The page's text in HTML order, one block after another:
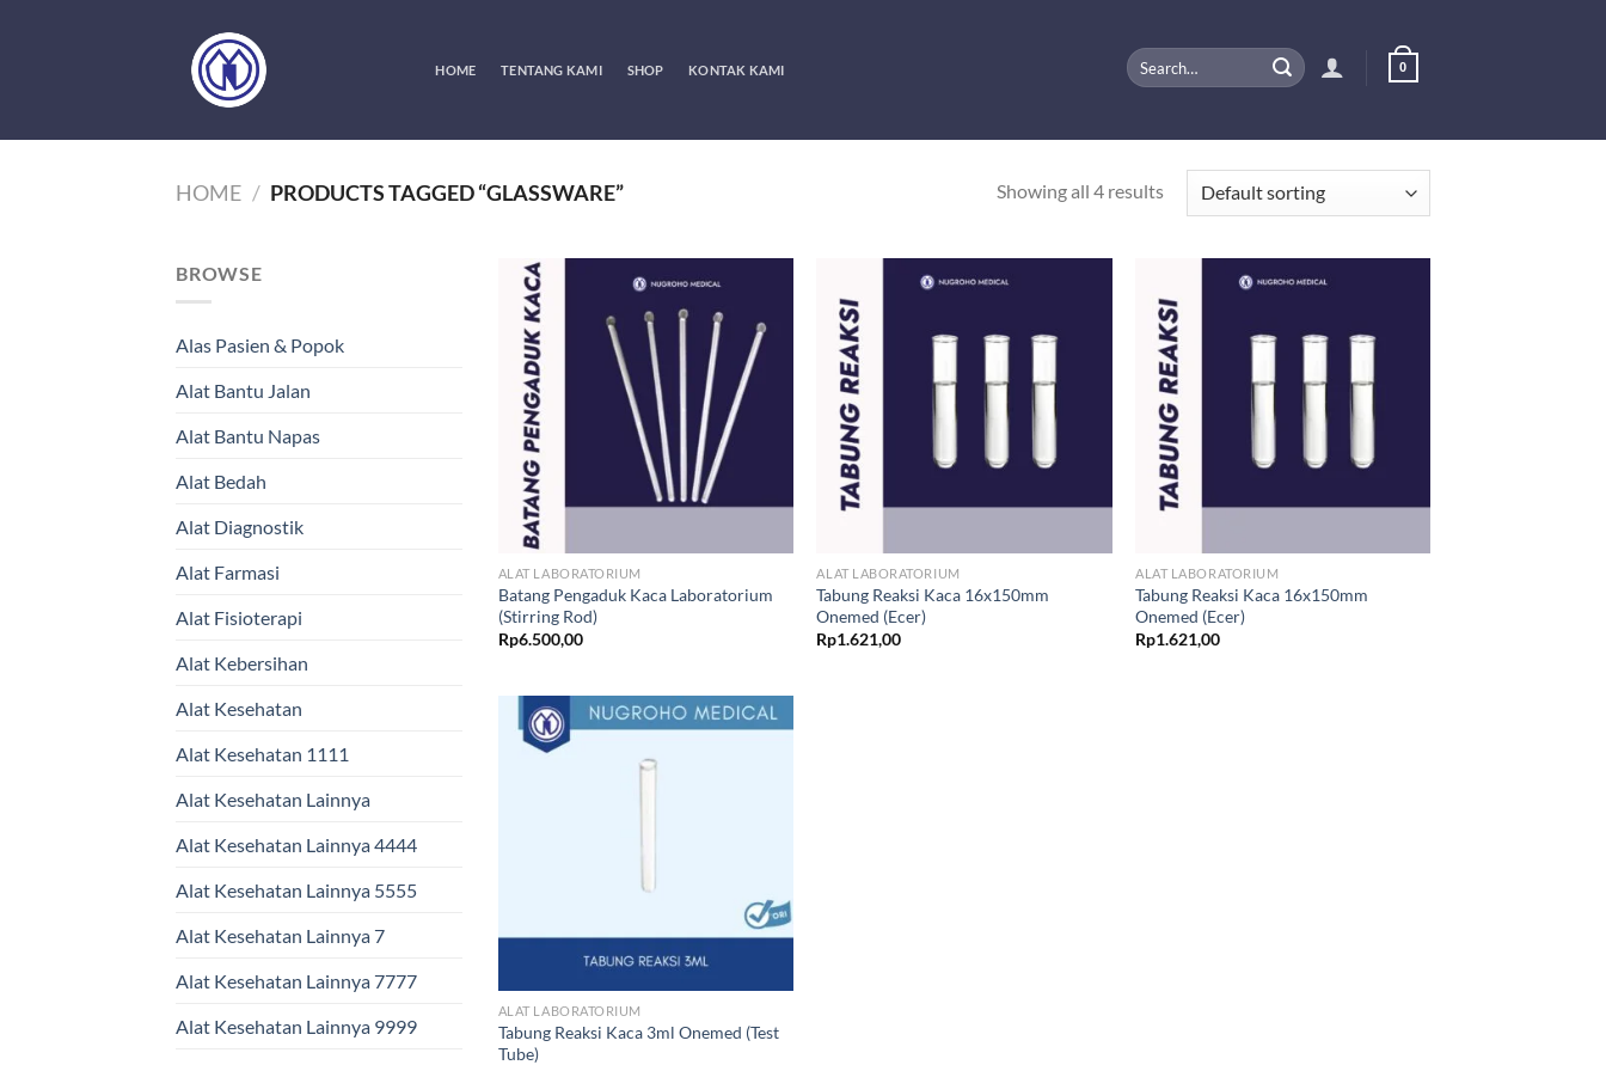
HOME TENTANG KAMI SHOP KONTAK KAMI
Search
for:
0
HOME / PRODUCTS TAGGED “GLASSWARE” Showing all 4 results
BROWSE
Alas Pasien & Popok
Alat Bantu Jalan
Alat Bantu Napas
Alat Bedah
Alat Diagnostik
Alat Farmasi
Alat Fisioterapi
Alat Kebersihan
Alat Kesehatan
Alat Kesehatan 1111
Alat Kesehatan Lainnya
Alat Kesehatan Lainnya 4444
Alat Kesehatan Lainnya 5555
Alat Kesehatan Lainnya 7
Alat Kesehatan Lainnya 7777
Alat Kesehatan Lainnya 9999
ALAT LABORATORIUM
Batang Pengaduk Kaca Laboratorium
(Stirring Rod)
Rp6.500,00
ALAT LABORATORIUM
Tabung Reaksi Kaca 16x150mm
Onemed (Ecer)
Rp1.621,00
ALAT LABORATORIUM
Tabung Reaksi Kaca 16x150mm
Onemed (Ecer)
Rp1.621,00
ALAT LABORATORIUM
Tabung Reaksi Kaca 3ml Onemed (Test
Tube)